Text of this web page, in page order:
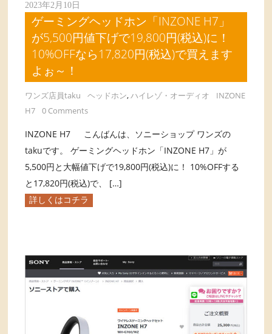
2023年2月10日
ゲーミングヘッドホン「INZONE H7」
が5,500円値下げで19,800円(税込)に！
10%OFFなら17,820円(税込)で買えます
よぉ～！
ワンズ店員taku ヘッドホン,ハイレゾ・オーディオ
INZONE
H7
0 Comments
INZONE H7 こんばんは、ソニーショップ ワンズの
takuです。 ゲーミングヘッドホン「INZONE H7」が
5,500円と大幅値下げで19,800円(税込)に！ 10%OFFする
と17,820円(税込)で、 […]
詳しくはコチラ